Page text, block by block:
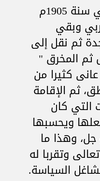
ألقي القبض عليه في سنة 1905م
وبقي
ثم نقل إلى
المخرق "
عانى كثيرا من
ثم الإقامة
التي كان
ويحسبها
وهذا ما
تعالى وتقربا له
السياسة.